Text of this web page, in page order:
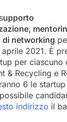
upporto
di networking
2021. È
per ciascuno
& Recycling e
6 le
indirizzo il